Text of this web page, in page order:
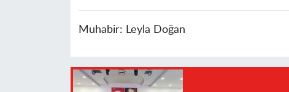
Muhabir: Leyla Doğan